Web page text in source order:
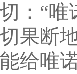
切：“唯
切果断
能给唯